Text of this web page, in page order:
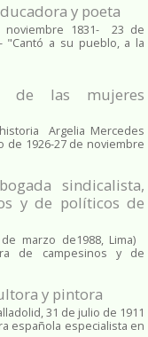
y poeta
noviembre 1831- 23 de
"Cantó a su pueblo, a la
de las mujeres
Argelia Mercedes
de 1926-27 de noviembre
sindicalista,
y de políticos de
marzo de1988, Lima)
de campesinos y de
y pintora
31 de julio de 1911
española especialista en